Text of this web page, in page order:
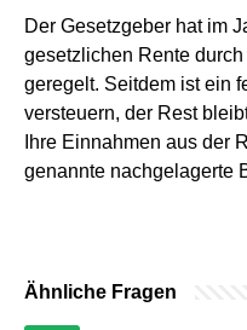
Der Gesetzgeber hat im
gesetzlichen Rente
geregelt. Seitdem ist ein
versteuern, der Rest
Ihre Einnahmen aus der
genannte nachgelagerte
Ähnliche Fragen